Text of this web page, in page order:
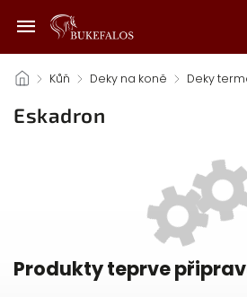
/ Kůň / Deky na koně / Deky
Eskadron
Produkty teprve